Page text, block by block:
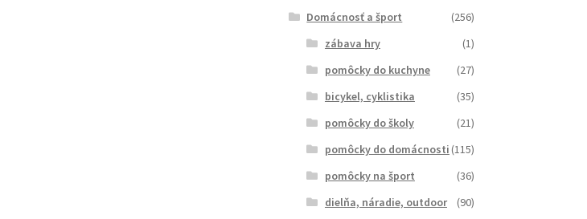
Domácnosť a šport
(256)
zábava hry
(1)
pomôcky do kuchyne
(27)
bicykel, cyklistika
(35)
pomôcky do školy
(21)
pomôcky do domácnosti (115)
pomôcky na šport
(36)
dielňa, náradie, outdoor
(90)